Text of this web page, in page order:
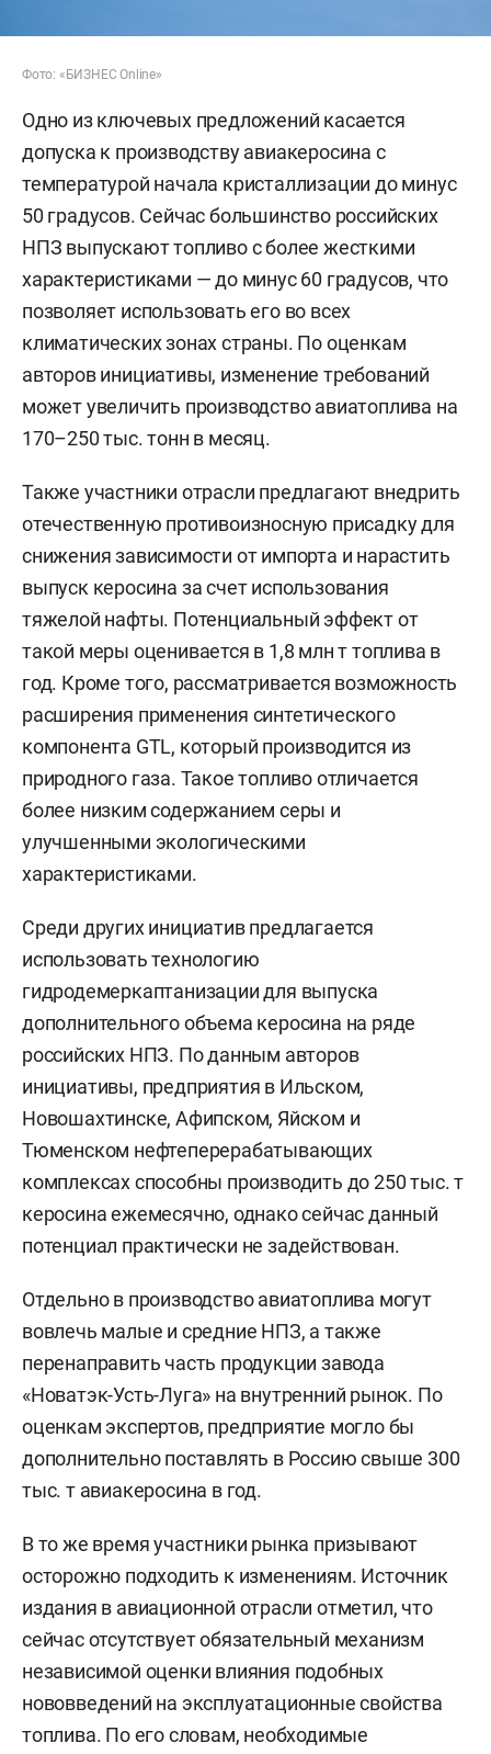
Фото: «БИЗНЕС Online»
Одно из ключевых предложений касается
допуска к производству авиакеросина с
температурой начала кристаллизации до минус
50 градусов. Сейчас большинство российских
НПЗ выпускают топливо с более жесткими
характеристиками — до минус 60 градусов, что
позволяет использовать его во всех
климатических зонах страны. По оценкам
авторов инициативы, изменение требований
может увеличить производство авиатоплива на
170–250 тыс. тонн в месяц.
Также участники отрасли предлагают внедрить
отечественную противоизносную присадку для
снижения зависимости от импорта и нарастить
выпуск керосина за счет использования
тяжелой нафты. Потенциальный эффект от
такой меры оценивается в 1,8 млн т топлива в
год. Кроме того, рассматривается возможность
расширения применения синтетического
компонента GTL, который производится из
природного газа. Такое топливо отличается
более низким содержанием серы и
улучшенными экологическими
характеристиками.
Среди других инициатив предлагается
использовать технологию
гидродемеркаптанизации для выпуска
дополнительного объема керосина на ряде
российских НПЗ. По данным авторов
инициативы, предприятия в Ильском,
Новошахтинске, Афипском, Яйском и
Тюменском нефтеперерабатывающих
комплексах способны производить до 250 тыс. т
керосина ежемесячно, однако сейчас данный
потенциал практически не задействован.
Отдельно в производство авиатоплива могут
вовлечь малые и средние НПЗ, а также
перенаправить часть продукции завода
«Новатэк-Усть-Луга» на внутренний рынок. По
оценкам экспертов, предприятие могло бы
дополнительно поставлять в Россию свыше 300
тыс. т авиакеросина в год.
В то же время участники рынка призывают
осторожно подходить к изменениям. Источник
издания в авиационной отрасли отметил, что
сейчас отсутствует обязательный механизм
независимой оценки влияния подобных
нововведений на эксплуатационные свойства
топлива. По его словам, необходимые